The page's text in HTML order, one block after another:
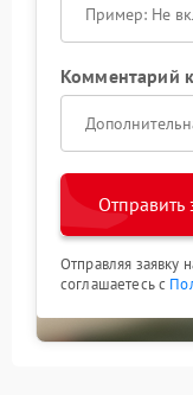
Комментарий
Отправить
Отправляя заявку
соглашаетесь с